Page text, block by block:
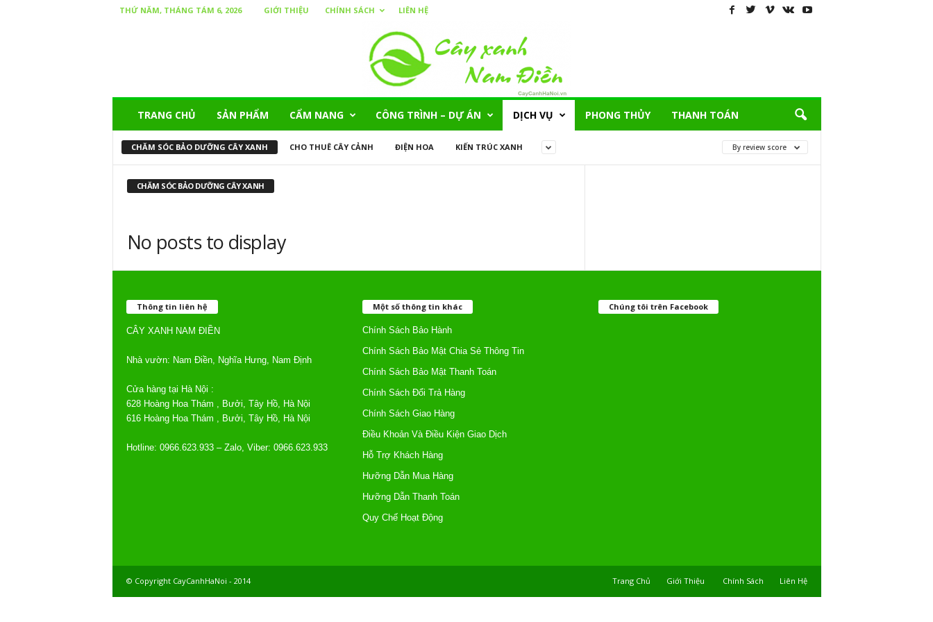
THỨ NĂM, THÁNG TÁM 6, 2026 GIỚI THIỆU CHÍNH SÁCH LIÊN HỆ
TRANG CHỦ SẢN PHẨM CẨM NANG CÔNG TRÌNH – DỰ ÁN DỊCH VỤ PHONG THỦY THANH TOÁN
CHĂM SÓC BẢO DƯỠNG CÂY XANH CHO THUÊ CÂY CẢNH ĐIỆN HOA KIẾN TRÚC XANH By review score
CHĂM SÓC BẢO DƯỠNG CÂY XANH
No posts to display
Thông tin liên hệ
CÂY XANH NAM ĐIỀN
Nhà vườn: Nam Điền, Nghĩa Hưng, Nam Định
Cửa hàng tại Hà Nội :
628 Hoàng Hoa Thám , Bưởi, Tây Hồ, Hà Nội
616 Hoàng Hoa Thám , Bưởi, Tây Hồ, Hà Nội
Hotline: 0966.623.933 – Zalo, Viber: 0966.623.933
Một số thông tin khác
Chính Sách Bảo Hành
Chính Sách Bảo Mật Chia Sẻ Thông Tin
Chính Sách Bảo Mật Thanh Toán
Chính Sách Đổi Trả Hàng
Chính Sách Giao Hàng
Điều Khoản Và Điều Kiện Giao Dịch
Hỗ Trợ Khách Hàng
Hưỡng Dẫn Mua Hàng
Hưỡng Dẫn Thanh Toán
Quy Chế Hoạt Động
Chúng tôi trên Facebook
© Copyright CayCanhHaNoi - 2014 Trang Chủ Giới Thiệu Chính Sách Liên Hệ